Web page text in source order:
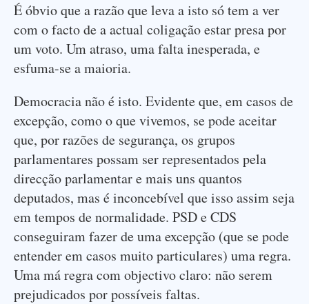
É óbvio que a razão que leva a isto só tem a ver
com o facto de a actual coligação estar presa por
um voto. Um atraso, uma falta inesperada, e
esfuma-se a maioria.
Democracia não é isto. Evidente que, em casos de
excepção, como o que vivemos, se pode aceitar
que, por razões de segurança, os grupos
parlamentares possam ser representados pela
direcção parlamentar e mais uns quantos
deputados, mas é inconcebível que isso assim seja
em tempos de normalidade. PSD e CDS
conseguiram fazer de uma excepção (que se pode
entender em casos muito particulares) uma regra.
Uma má regra com objectivo claro: não serem
prejudicados por possíveis faltas.